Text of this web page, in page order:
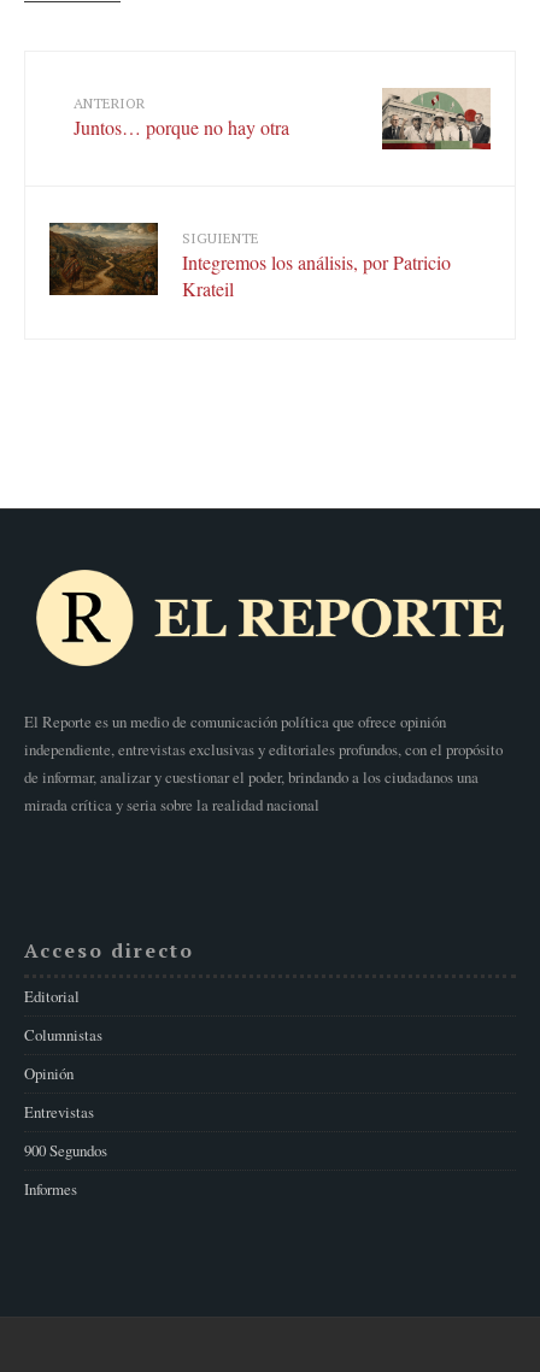
ANTERIOR
Juntos… porque no hay otra
SIGUIENTE
Integremos los análisis, por Patricio
Krateil
El Reporte es un medio de comunicación política que ofrece opinión
independiente, entrevistas exclusivas y editoriales profundos, con el propósito
de informar, analizar y cuestionar el poder, brindando a los ciudadanos una
mirada crítica y seria sobre la realidad nacional
Acceso directo
Editorial
Columnistas
Opinión
Entrevistas
900 Segundos
Informes